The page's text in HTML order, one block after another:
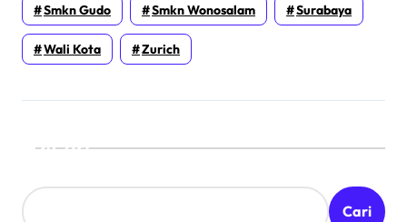
Smkn Gudo Smkn Wonosalam Surabaya
Wali Kota Zurich
Cari
Cari